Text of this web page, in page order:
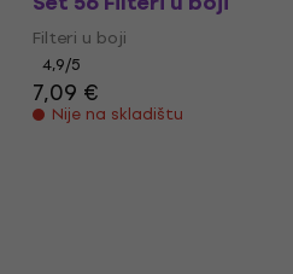
Filteri u boji
4,9/5
7,09 €
Nije na skladištu